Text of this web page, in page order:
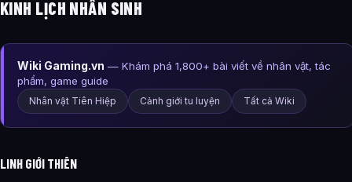
KINH LỊCH NHÂN SINH
Wiki Gaming.vn — Khám phá 1,800+ bài viết về nhân vật, tác
phẩm, game guide
Nhân vật Tiên Hiệp Cảnh giới tu luyện Tất cả Wiki
LINH GIỚI THIÊN